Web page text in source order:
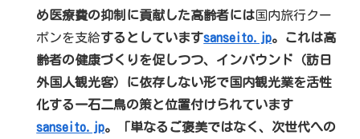
め医療費の抑制に貢献した高齢者には国内旅行クー
ポンを支給するとしていますsanseito.jp。これは高
齢者の健康づくりを促しつつ、インバウンド（訪日
外国人観光客）に依存しない形で国内観光業を活性
化する一石二鳥の策と位置付けられています
sanseito.jp。「単なるご褒美ではなく、次世代への